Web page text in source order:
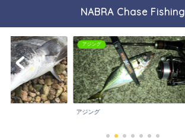
NABRA Chase Fishing
アジング
アジング